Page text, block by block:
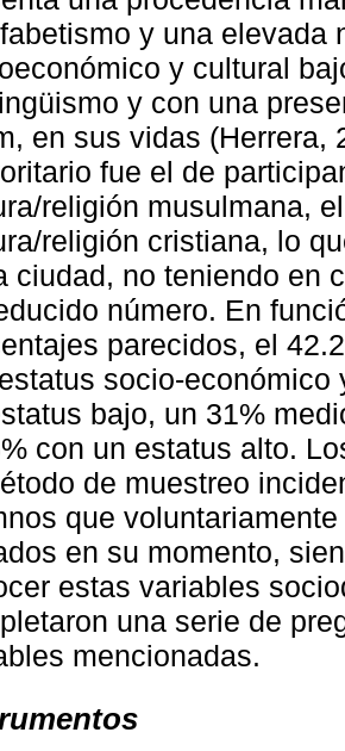
y una elevada
y cultural
y con una
en sus vidas (Herrera,
fue el de
religión musulmana,
religión cristiana, lo
ciudad, no teniendo en
número. En
parecidos, el
socio-
bajo, un 31%
con un estatus alto.
de muestreo
que
en su momento,
estas variables
una serie de
mencionadas.